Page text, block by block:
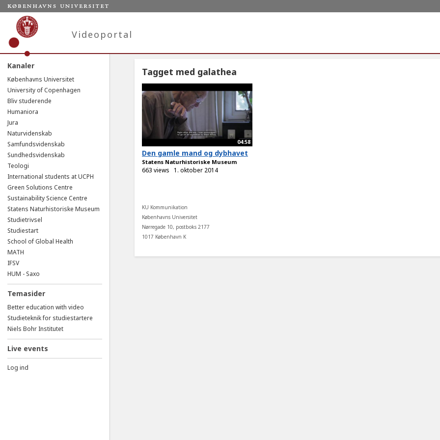
Videoportal
Kanaler
Københavns Universitet
University of Copenhagen
Bliv studerende
Humaniora
Jura
Naturvidenskab
Samfundsvidenskab
Sundhedsvidenskab
Teologi
International students at UCPH
Green Solutions Centre
Sustainability Science Centre
Statens Naturhistoriske Museum
Studietrivsel
Studiestart
School of Global Health
MATH
IFSV
HUM - Saxo
Temasider
Better education with video
Studieteknik for studiestartere
Niels Bohr Institutet
Live events
Log ind
Tagget med galathea
04:58
Den gamle mand og dybhavet
Statens Naturhistoriske Museum
663 views 1. oktober 2014
KU Kommunikation
Københavns Universitet
Nørregade 10, postboks 2177
1017 København K